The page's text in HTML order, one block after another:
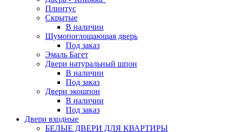
Плинтус
Скрытые
В наличии
Шумопоглощающая дверь
Под заказ
Эмаль Багет
Двери натуральный шпон
В наличии
Под заказ
Двери экошпон
В наличии
Под заказ
Двери входные
БЕЛЫЕ ДВЕРИ ДЛЯ КВАРТИРЫ